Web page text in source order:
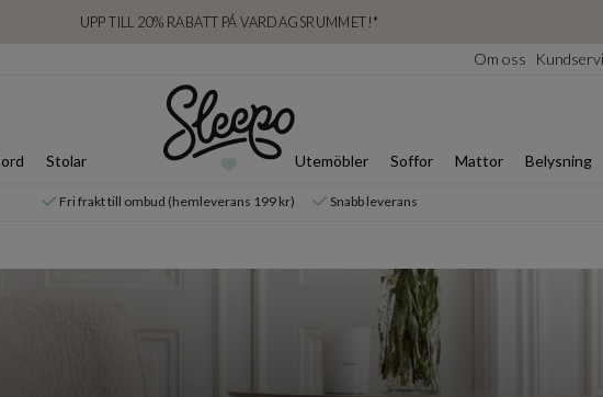
UPP TILL 20% RABATT PÅ VARDAGSRUMMET!*
Om oss
Stolar Utemöbler Soffor Mattor Belysning
Fri frakt till ombud (hemleverans 199 kr) Snabb leverans